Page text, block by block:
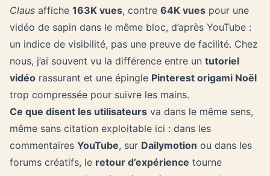
Claus affiche 163K vues, contre 64K vues pour une
vidéo de sapin dans le même bloc, d’après YouTube :
un indice de visibilité, pas une preuve de facilité. Chez
nous, j’ai souvent vu la différence entre un tutoriel
vidéo rassurant et une épingle Pinterest origami Noël
trop compressée pour suivre les mains.
Ce que disent les utilisateurs va dans le même sens,
même sans citation exploitable ici : dans les
commentaires YouTube, sur Dailymotion ou dans les
forums créatifs, le retour d’expérience tourne